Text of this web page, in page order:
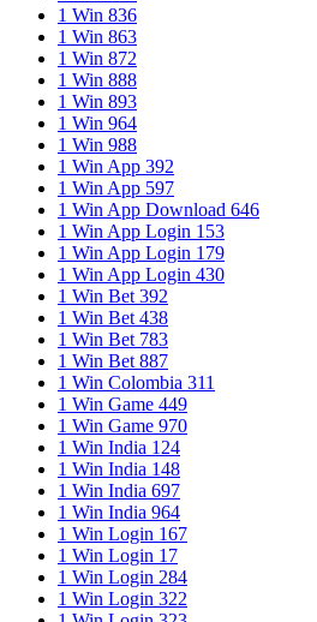
1 Win 836
1 Win 863
1 Win 872
1 Win 888
1 Win 893
1 Win 964
1 Win 988
1 Win App 392
1 Win App 597
1 Win App Download 646
1 Win App Login 153
1 Win App Login 179
1 Win App Login 430
1 Win Bet 392
1 Win Bet 438
1 Win Bet 783
1 Win Bet 887
1 Win Colombia 311
1 Win Game 449
1 Win Game 970
1 Win India 124
1 Win India 148
1 Win India 697
1 Win India 964
1 Win Login 167
1 Win Login 17
1 Win Login 284
1 Win Login 322